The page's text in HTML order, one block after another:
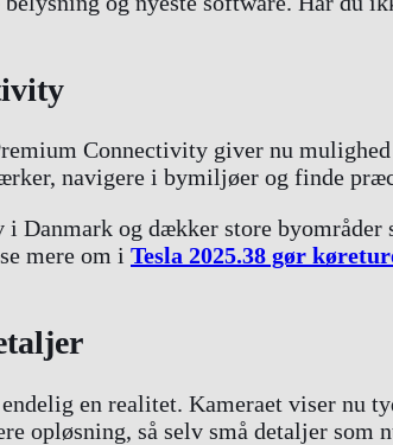
Connectivity giver nu
navigere i bymiljøer og finde
og dækker store byområder
mere om i Tesla 2025.38 gør
en realitet. Kameraet viser nu
opløsning, så selv små detaljer som